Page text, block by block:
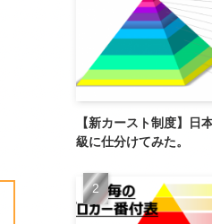
【新カースト制度】日
級に仕分けてみた。